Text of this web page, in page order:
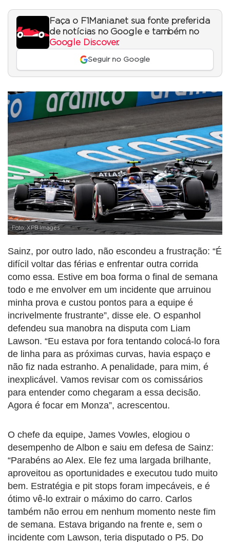
Faça o F1Mania.net sua fonte preferida
de notícias no Google e também no
Google Discover.
Seguir no Google
Foto: XPB Images
Sainz, por outro lado, não escondeu a frustração: “É
difícil voltar das férias e enfrentar outra corrida
como essa. Estive em boa forma o final de semana
todo e me envolver em um incidente que arruinou
minha prova e custou pontos para a equipe é
incrivelmente frustrante”, disse ele. O espanhol
defendeu sua manobra na disputa com Liam
Lawson. “Eu estava por fora tentando colocá-lo fora
de linha para as próximas curvas, havia espaço e
não fiz nada estranho. A penalidade, para mim, é
inexplicável. Vamos revisar com os comissários
para entender como chegaram a essa decisão.
Agora é focar em Monza”, acrescentou.
O chefe da equipe, James Vowles, elogiou o
desempenho de Albon e saiu em defesa de Sainz:
“Parabéns ao Alex. Ele fez uma largada brilhante,
aproveitou as oportunidades e executou tudo muito
bem. Estratégia e pit stops foram impecáveis, e é
ótimo vê-lo extrair o máximo do carro. Carlos
também não errou em nenhum momento neste fim
de semana. Estava brigando na frente e, sem o
incidente com Lawson, teria disputado o P5. Do